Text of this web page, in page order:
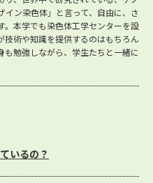
ン染色体」と言って、自由に、さ
。本学でも染色体工学センターを設
術や知識を提供するのはもちろん
勉強しながら、学生たちと一緒に
いるの？